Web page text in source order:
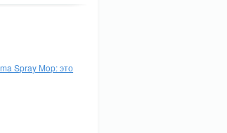
Spray Mop: это